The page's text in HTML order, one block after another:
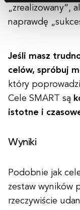
„zrealizowany”,
naprawdę
Jeśli masz
celów, spróbuj
który
Cele SMART są
istotne i
Wyniki
Podobnie jak
zestaw wyników
rzeczywiście